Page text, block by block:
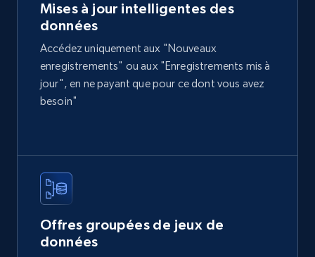
Home Depot US
URL, Domain, Country code, Model number,
Sku, Product id, Product name, Manufacturer,
and more.
2.1K+
Etsy
Mises à jour intelligentes des
données
Accédez uniquement aux "Nouveaux
enregistrements" ou aux "Enregistrements mis à
jour", en ne payant que pour ce dont vous avez
besoin"
Offres groupées de jeux de
données